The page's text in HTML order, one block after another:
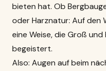
bieten hat. Ob
oder Harznatur: Auf den
eine Weise, die Groß und
begeistert.
Also: Augen auf beim